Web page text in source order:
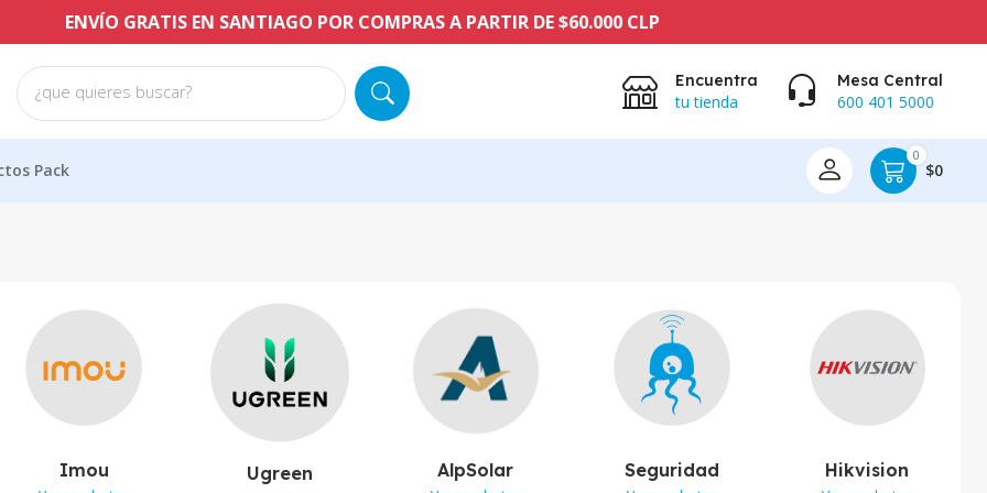
GRATIS EN SANTIAGO POR COMPRAS A PARTIR DE $60.000 CLP
¿que quieres buscar?
Encuentra
tu tienda
Mesa Central
600 401 5000
Pack
0
$0
Imou Ugreen AlpSolar Seguridad Hikvision